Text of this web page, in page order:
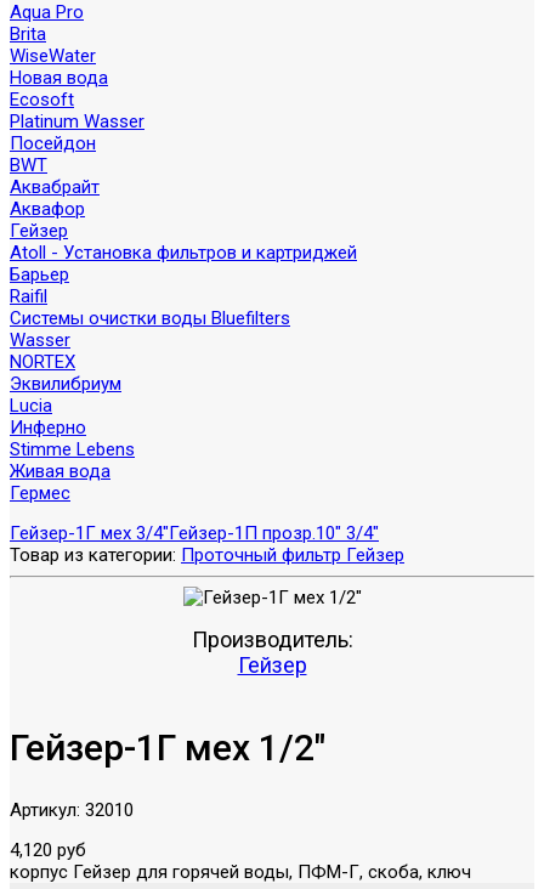
Aqua Pro
Brita
WiseWater
Новая вода
Ecosoft
Platinum Wasser
Посейдон
BWT
Аквабрайт
Аквафор
Гейзер
Atoll - Установка фильтров и картриджей
Барьер
Raifil
Системы очистки воды Bluefilters
Wasser
NORTEX
Эквилибриум
Lucia
Инферно
Stimme Lebens
Живая вода
Гермес
Гейзер-1Г мех 3/4"Гейзер-1П прозр.10" 3/4"
Товар из категории: Проточный фильтр Гейзер
Производитель:
Гейзер
Гейзер-1Г мех 1/2"
Артикул: 32010
4,120 руб
корпус Гейзер для горячей воды, ПФМ-Г, скоба, ключ